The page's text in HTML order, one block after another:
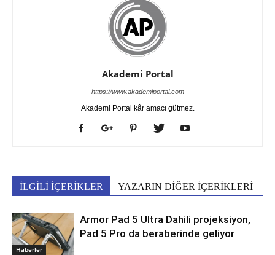
Akademi Portal
https://www.akademiportal.com
Akademi Portal kâr amacı gütmez.
İLGİLİ İÇERİKLER YAZARIN DİĞER İÇERİKLERİ
Haberler
Armor Pad 5 Ultra Dahili projeksiyon,
Pad 5 Pro da beraberinde geliyor